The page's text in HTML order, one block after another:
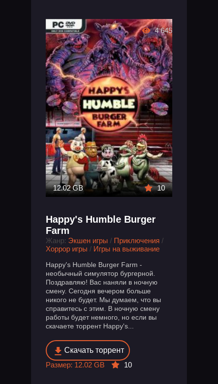
12.02 GB 10
Happy's Humble Burger
Farm
Жанр: Экшен игры / Приключения /
Хоррор игры / Игры на выживание
Happy's Humble Burger Farm -
необычный симулятор бургерной.
Поздравляю! Вас наняли в ночную
смену. Сегодня вечером больше
никого не будет. Мы думаем, что вы
справитесь с этим. В ночную смену
работы будет немного, но если вы
скачаете торрент Happy's...
Скачать торрент
Размер: 12.02 GB
10
4 645